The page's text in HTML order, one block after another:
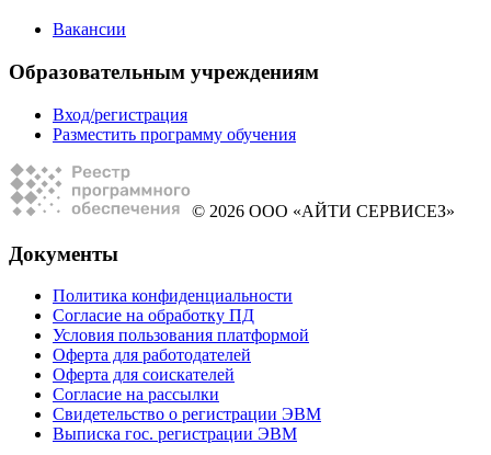
Вакансии
Образовательным учреждениям
Вход/регистрация
Разместить программу обучения
© 2026 ООО «АЙТИ СЕРВИСЕЗ»
Документы
Политика конфиденциальности
Согласие на обработку ПД
Условия пользования платформой
Оферта для работодателей
Оферта для соискателей
Согласие на рассылки
Свидетельство о регистрации ЭВМ
Выписка гос. регистрации ЭВМ